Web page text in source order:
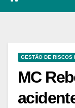
GESTÃO DE RISCOS
MC